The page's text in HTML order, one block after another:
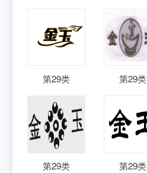
第29类 第29类
第29类 第29类